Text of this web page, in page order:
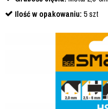
Ilość w opakowaniu: 5 szt